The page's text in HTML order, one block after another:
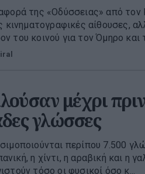
της «Οδύσσειας» από
κινηματογραφικές αίθουσες,
του κοινού για τον Όμηρο και
μέχρι
γλώσσες
περίπου 7.500
η χίντι, η αραβική και η
τόσο οι φυσικοί όσο κ...